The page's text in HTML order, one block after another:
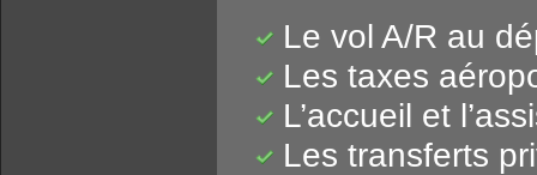
Le vol A/R au
Les taxes
L’accueil et
Les transferts